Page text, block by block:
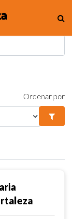
Ordenar por